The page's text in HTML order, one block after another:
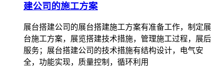
建公司的施工方案
展台搭建公司的展台搭建施工方案有准备工作，制定展
台施工方案，展览搭建技术措施，管理施工过程，展后
服务；展台搭建公司的技术措施有结构设计，电气安
全，功能实现，质量控制，循环利用